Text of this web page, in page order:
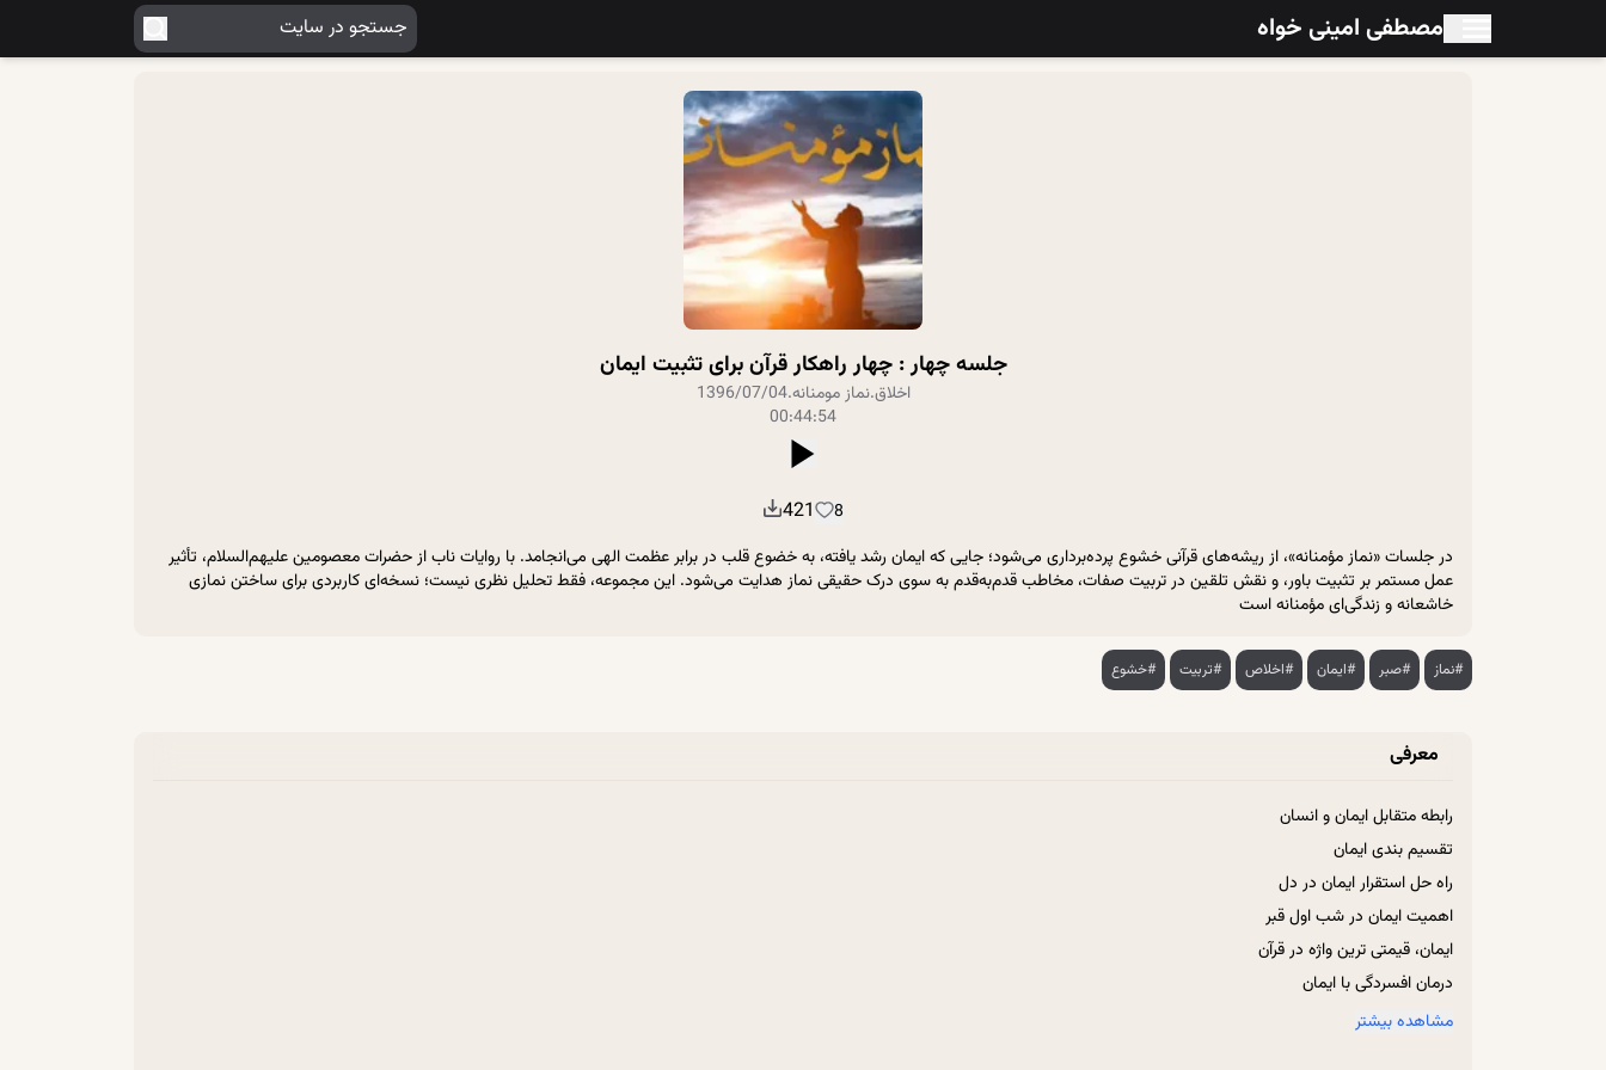
مصطفی امینی خواه
جلسه چهار : چهار راهکار قرآن برای تثبیت ایمان
اخلاق.نماز مومنانه.
1396/07/04
00:44:54
8
421
در جلسات «نماز مؤمنانه»، از ریشه‌های قرآنی خشوع پرده‌برداری می‌شود؛ جایی که ایمان رشد یافته، به خضوع قلب در برابر عظمت الهی می‌انجامد. با روایات ناب از حضرات معصومین علیهم‌السلام، تأثیر
عمل مستمر بر تثبیت باور، و نقش تلقین در تربیت صفات، مخاطب قدم‌به‌قدم به سوی درک حقیقی نماز هدایت می‌شود. این مجموعه، فقط تحلیل نظری نیست؛ نسخه‌ای کاربردی برای ساختن نمازی
خاشعانه و زندگی‌ای مؤمنانه است
#نماز #صبر #ایمان #اخلاص #تربیت #خشوع
معرفی
رابطه متقابل ایمان و انسان
تقسیم بندی ایمان
راه حل استقرار ایمان در دل
اهمیت ایمان در شب اول قبر
ایمان، قیمتی ترین واژه در قرآن
درمان افسردگی با ایمان
رابطه ایمان، شادی، امید و نشاط با یکدیگر
مشاهده بیشتر